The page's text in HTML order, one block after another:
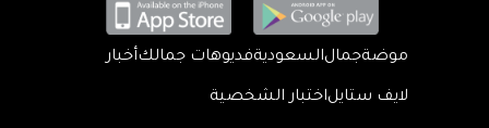
موضةجمالالسعوديةفديوهات جمالكأخبار
لايف ستايلاختبار الشخصية